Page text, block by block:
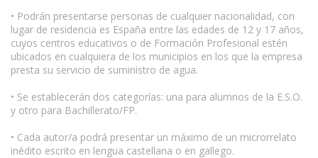
• Podrán presentarse personas de cualquier nacionalidad, con
lugar de residencia es España entre las edades de 12 y 17 años,
cuyos centros educativos o de Formación Profesional estén
ubicados en cualquiera de los municipios en los que la empresa
presta su servicio de suministro de agua.
• Se establecerán dos categorías: una para alumnos de la E.S.O.
y otro para Bachillerato/FP.
• Cada autor/a podrá presentar un máximo de un microrrelato
inédito escrito en lengua castellana o en gallego.